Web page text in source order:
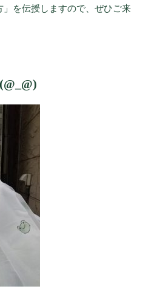
」を伝授しますので、ぜひご来